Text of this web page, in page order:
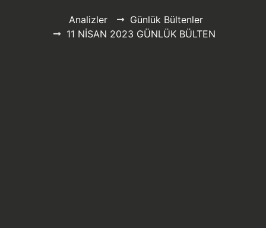
Analizler
Günlük Bültenler
11 NİSAN 2023 GÜNLÜK BÜLTEN